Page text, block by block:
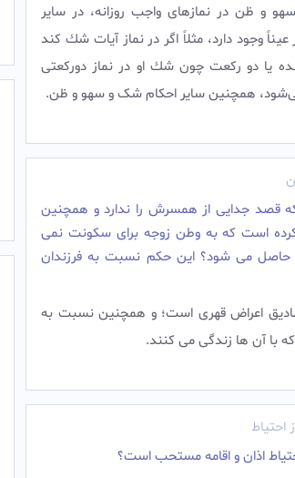
و ظن در نمازهاى واجب روزانه، در ساير
وجود دارد، مثلاً اگر در نماز آيات شك كند
يا دو رکعت چون شك او در نماز دورکعتی
همچنين ساير احكام شک و سهو و ظن.
که قصد جدایى از همسرش را ندارد و همچنین
است که به وطن زوجه براى سکونت نمى
حاصل مى شود؟ این حکم نسبت به فرزندان
اعراض قهرى است؛ و همچنین نسبت به
که با آن ها زندگى مى کنند.
احتیاط
اذان و اقامه مستحب است؟